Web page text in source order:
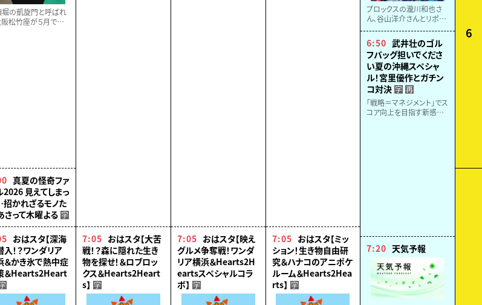
堀の凱旋門と呼ばれ
松竹座が５月で閉
真夏の怪奇ファ
2026 見えてしまっ
かれざるモノた
さって木曜よる 字
おはスタ【深海
入！？ワンダリア
＆かき氷で熱中症
＆Hearts2Heart
字
7:05 おはスタ【大苦
戦！？森に隠れた生き
物を探せ！＆ロブロッ
クス＆Hearts2Heart
s】 字
7:05 おはスタ【映え
グルメ争奪戦！ワンダ
リア横浜＆Hearts2H
eartsスペシャルコラ
ボ】 字
7:05 おはスタ【ミッ
ション！生き物自由研
究＆ハナコのアニポケ
ルーム＆Hearts2Hea
rts】 字
6
プロックスの瀧川和也さ
ん、谷山洋介さんとリポー
に挑戦。南紀・白浜沖は水
深も浅く入門者にも最適。
美味しいイカの大量ゲット
なるか？！
6:50 武井壮のゴル
フバッグ担いでくださ
い夏の沖縄スペシャ
ル！宮里優作とガチン
コ対決 字 再
「戦略＝マネジメント」でス
コア向上を目指す新感覚
7:20 天気予報